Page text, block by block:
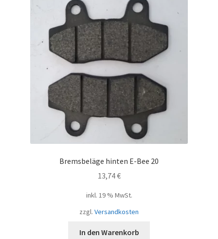
Bremsbeläge hinten E-Bee 20
13,74€
inkl. 19 % MwSt.
zzgl. Versandkosten
In den Warenkorb